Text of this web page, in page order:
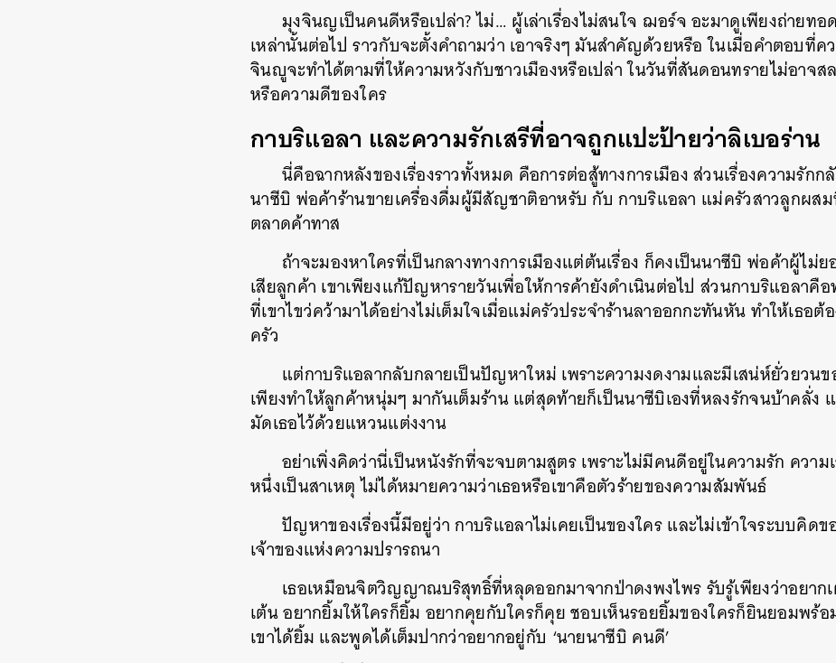
มุงจินญเป็นคนดีหรือเปล่า? ไม่… ผู้เล่าเรื่องไม่สนใจ ฌอร์จ อะมาดูเพียงถ่ายทอ
เหล่านั้นต่อไป ราวกับจะตั้งคำถามว่า เอาจริงๆ มันสำคัญด้วยหรือ ในเมื่อคำตอบที่
จินญูจะทำได้ตามที่ให้ความหวังกับชาวเมืองหรือเปล่า ในวันที่สันดอนทรายไม่อาจส
หรือความดีของใคร
กาบริแอลา และความรักเสรีที่อาจถูกแปะป้ายว่าลิเบอร่าน
นี่คือฉากหลังของเรื่องราวทั้งหมด คือการต่อสู้ทางการเมือง ส่วนเรื่องความรัก
นาซีบิ พ่อค้าร้านขายเครื่องดื่มผู้มีสัญชาติอาหรับ กับ กาบริแอลา แม่ครัวสาวลูกผสม
ตลาดค้าทาส
ถ้าจะมองหาใครที่เป็นกลางทางการเมืองแต่ต้นเรื่อง ก็คงเป็นนาซีบิ พ่อค้าผู้ไม่ย
เสียลูกค้า เขาเพียงแก้ปัญหารายวันเพื่อให้การค้ายังดำเนินต่อไป ส่วนกาบริแอลาคื
ที่เขาไขว่คว้ามาได้อย่างไม่เต็มใจเมื่อแม่ครัวประจำร้านลาออกกะทันหัน ทำให้เธอ
ครัว
แต่กาบริแอลากลับกลายเป็นปัญหาใหม่ เพราะความงดงามและมีเสน่ห์ยั่วยวนข
เพียงทำให้ลูกค้าหนุ่มๆ มากันเต็มร้าน แต่สุดท้ายก็เป็นนาซีบิเองที่หลงรักจนบ้าคลั่ง
มัดเธอไว้ด้วยแหวนแต่งงาน
อย่าเพิ่งคิดว่านี่เป็นหนังรักที่จะจบตามสูตร เพราะไม่มีคนดีอยู่ในความรัก ควา
หนึ่งเป็นสาเหตุ ไม่ได้หมายความว่าเธอหรือเขาคือตัวร้ายของความสัมพันธ์
ปัญหาของเรื่องนี้มีอยู่ว่า กาบริแอลาไม่เคยเป็นของใคร และไม่เข้าใจระบบคิดข
เจ้าของแห่งความปรารถนา
เธอเหมือนจิตวิญญาณบริสุทธิ์ที่หลุดออกมาจากป่าดงพงไพร รับรู้เพียงว่าอยาก
เต้น อยากยิ้มให้ใครก็ยิ้ม อยากคุยกับใครก็คุย ชอบเห็นรอยยิ้มของใครก็ยินยอมพร้อ
เขาได้ยิ้ม และพูดได้เต็มปากว่าอยากอยู่กับ ‘นายนาซีบิ คนดี’